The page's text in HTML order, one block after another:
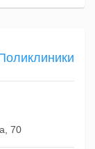
70